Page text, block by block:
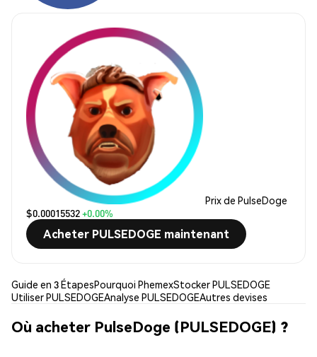
Prix de PulseDoge
$0.00015532+0.00%
Acheter PULSEDOGE maintenant
Guide en 3 ÉtapesPourquoi PhemexStocker PULSEDOGE
Utiliser PULSEDOGEAnalyse PULSEDOGEAutres devises
Où acheter PulseDoge (PULSEDOGE) ?